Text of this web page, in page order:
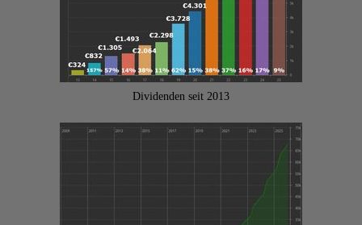
Dividenden seit 2013